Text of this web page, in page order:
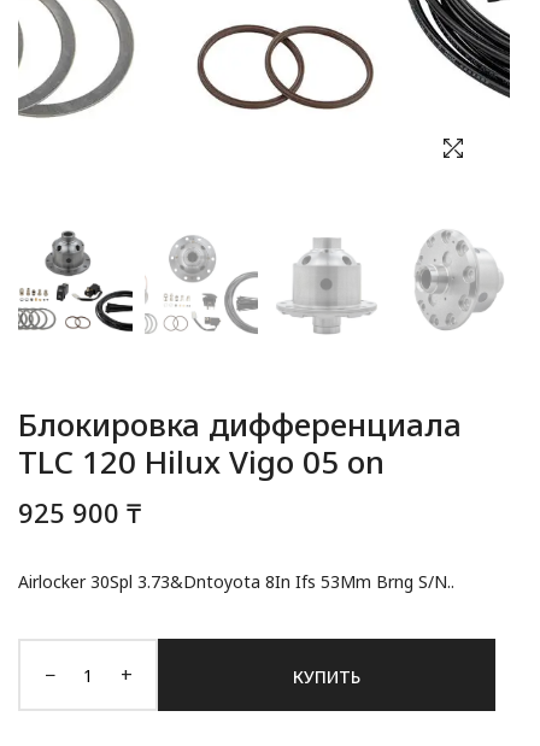
Блокировка дифференциала
TLC 120 Hilux Vigo 05 on
925 900 ₸
Airlocker 30Spl 3.73&Dntoyota 8In Ifs 53Mm Brng S/N..
− + КУПИТЬ